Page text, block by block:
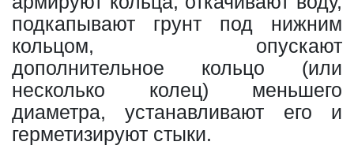
подкапывают грунт под нижним
кольцом, опускают
дополнительное кольцо (или
несколько колец) меньшего
диаметра, устанавливают его и
герметизируют стыки.